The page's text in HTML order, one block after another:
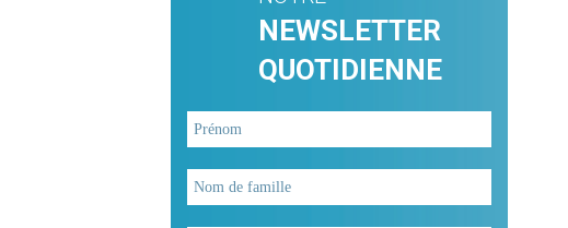
NEWSLETTER
QUOTIDIENNE